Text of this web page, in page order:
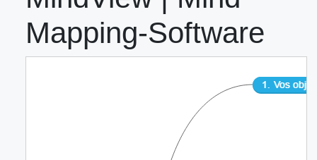
Mapping-Software